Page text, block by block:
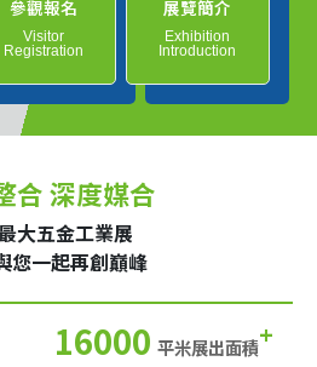
參觀報名
Visitor
Registration
展覽簡介
Exhibition
Introduction
合 深度媒合
大五金工業展
您一起再創巔峰
16000 平米展出面積+